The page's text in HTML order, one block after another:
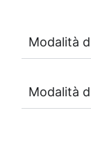
Modalità
Modalità